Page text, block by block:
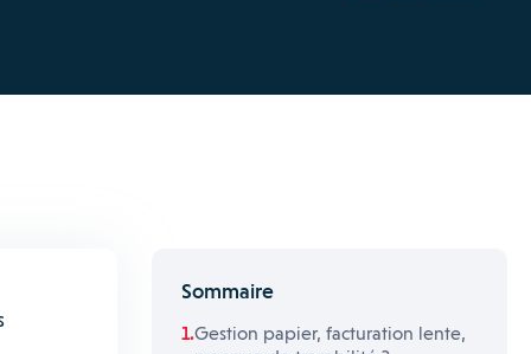
Sommaire
Gestion papier, facturation lente,